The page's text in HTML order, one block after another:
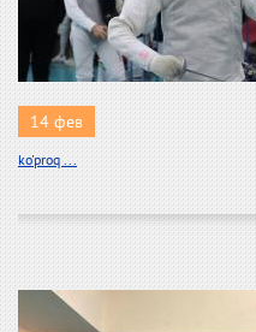
14 фев
ko'proq ...